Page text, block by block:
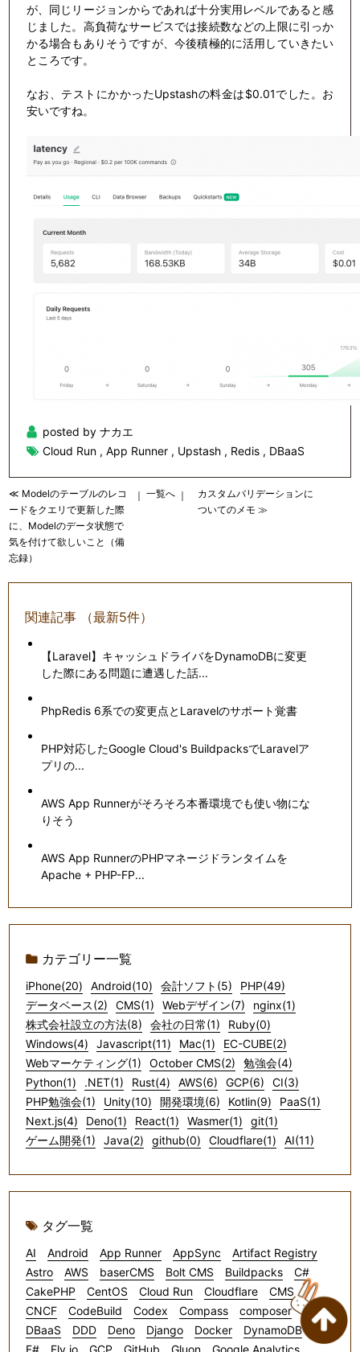
が、同じリージョンからであれば十分実用レベルであると感
じました。高負荷なサービスでは接続数などの上限に引っか
かる場合もありそうですが、今後積極的に活用していきたい
ところです。
なお、テストにかかったUpstashの料金は$0.01でした。お
安いですね。
posted by ナカエ
Cloud Run, App Runner, Upstash, Redis, DBaaS
≪ Modelのテーブルのレコ
ードをクエリで更新した際
に、Modelのデータ状態で
気を付けて欲しいこと（備
忘録）
｜一覧へ ｜
カスタムバリデーションに
ついてのメモ ≫
関連記事 （最新5件）
【Laravel】キャッシュドライバをDynamoDBに変更
した際にある問題に遭遇した話...
PhpRedis 6系での変更点とLaravelのサポート覚書
PHP対応したGoogle Cloud's BuildpacksでLaravelア
プリの...
AWS App Runnerがそろそろ本番環境でも使い物にな
りそう
AWS App RunnerのPHPマネージドランタイムを
Apache + PHP-FP...
カテゴリー一覧
iPhone(20) Android(10) 会計ソフト(5)
PHP(49)
データベース(2)
CMS(1) Webデザイン(7)
nginx(1)
株式会社設立の方法(8)
会社の日常(1)
Ruby(0)
Windows(4)
Javascript(11) Mac(1)
EC-CUBE(2)
Webマーケティング(1)
October CMS(2)
勉強会(4)
Python(1)
.NET(1) Rust(4) AWS(6) GCP(6)
CI(3)
PHP勉強会(1)
Unity(10) 開発環境(6) Kotlin(9)
PaaS(1)
Next.js(4)
Deno(1) React(1) Wasmer(1)
git(1)
ゲーム開発(1)
Java(2) github(0) Cloudflare(1) AI(11)
タグ一覧
AI Android App Runner AppSync
Artifact Registry
Astro
AWS baserCMS Bolt CMS Buildpacks
C#
CakePHP
CentOS Cloud Run Cloudflare
CMS
CNCF
CodeBuild Codex Compass composer
CSS
DBaaS
DDD Deno Django Docker
DynamoDB
F#
Fly.io GCP GitHub Gluon Google Analytics